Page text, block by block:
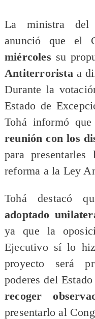
La ministra del
anunció que el
miércoles su
Antiterroristaa
Durante la
Estado de
Tohá informó
reunión con los
para presentarles
reforma a la Ley
Tohá destacó
adoptado
ya que la
Ejecutivo sí lo
proyecto será
poderes del
recoger
presentarlo al